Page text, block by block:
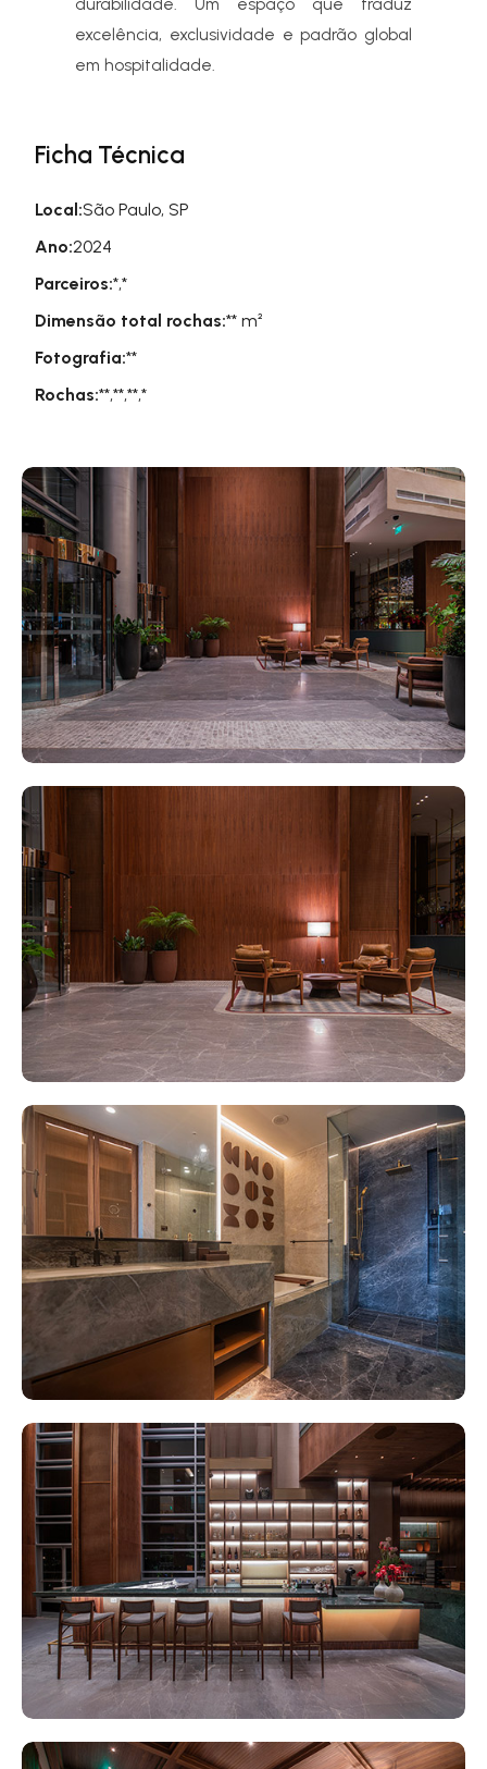
durabilidade. Um espaço que traduz
excelência, exclusividade e padrão global
em hospitalidade.
Ficha Técnica
Local:São Paulo, SP
Ano:2024
Parceiros:*,*
Dimensão total rochas:** m²
Fotografia:**
Rochas:**,**,**,*